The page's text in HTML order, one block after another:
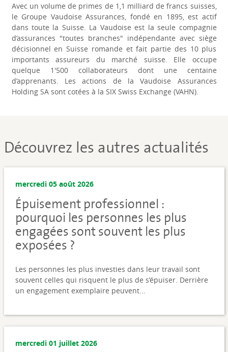
Avec un volume de primes de 1,1 milliard de francs suisses,
le Groupe Vaudoise Assurances, fondé en 1895, est actif
dans toute la Suisse. La Vaudoise est la seule compagnie
d’assurances "toutes branches" indépendante avec siège
décisionnel en Suisse romande et fait partie des 10 plus
importants assureurs du marché suisse. Elle occupe
quelque 1'500 collaborateurs dont une centaine
d’apprenants. Les actions de la Vaudoise Assurances
Holding SA sont cotées à la SIX Swiss Exchange (VAHN).
Découvrez les autres actualités
mercredi 05 août 2026
Épuisement professionnel :
pourquoi les personnes les plus
engagées sont souvent les plus
exposées ?
Les personnes les plus investies dans leur travail sont
souvent celles qui risquent le plus de s’épuiser. Derrière
un engagement exemplaire peuvent...
mercredi 01 juillet 2026